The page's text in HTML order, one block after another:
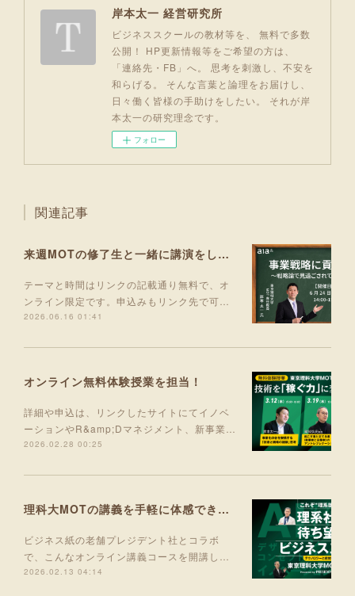
岸本太一 経営研究所
ビジネススクールの教材等を、 無料で多数
公開！ HP更新情報等をご希望の方は、
「連絡先・FB」へ。 思考を刺激し、不安を
和らげる。 そんな言葉と論理をお届けし、
日々働く皆様の手助けをしたい。 それが岸
本太一の研究理念です。
フォロー
関連記事
来週MOTの修了生と一緒に講演をします！
テーマと時間はリンクの記載通り無料で、オ
ンライン限定です。申込みもリンク先で可…
2026.06.16 01:41
オンライン無料体験授業を担当！
詳細や申込は、リンクしたサイトにてイノベ
ーションやR&amp;Dマネジメント、新事業…
2026.02.28 00:25
理科大MOTの講義を手軽に体感できる入門コース 5月より開講！
ビジネス紙の老舗プレジデント社とコラボ
で、こんなオンライン講義コースを開講し…
2026.02.13 04:14